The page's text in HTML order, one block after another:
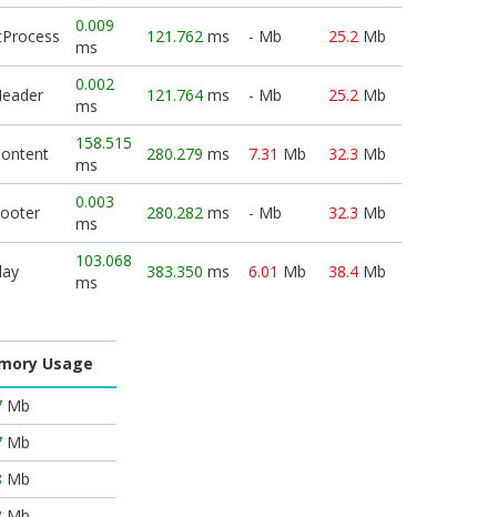
0.009
ms
121.762 ms - Mb 25.2 Mb
0.002
ms
121.764 ms - Mb 25.2 Mb
158.515
ms
280.279 ms 7.31 Mb 32.3 Mb
0.003
ms
280.282 ms - Mb 32.3 Mb
103.068
ms
383.350 ms 6.01 Mb 38.4 Mb
Usage
Mb
Mb
Mb